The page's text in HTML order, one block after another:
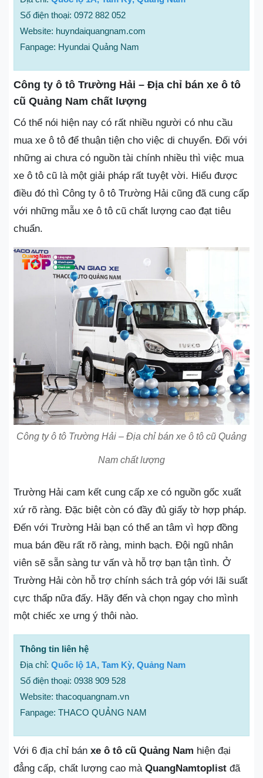
Số điện thoại: 0972 882 052
Website: huyndaiquangnam.com
Fanpage: Hyundai Quảng Nam
Công ty ô tô Trường Hải – Địa chỉ bán xe ô tô
cũ Quảng Nam chất lượng
Có thể nói hiện nay có rất nhiều người có nhu cầu
mua xe ô tô để thuận tiện cho việc di chuyển. Đối với
những ai chưa có nguồn tài chính nhiều thì việc mua
xe ô tô cũ là một giải pháp rất tuyệt vời. Hiểu được
điều đó thì Công ty ô tô Trường Hải cũng đã cung cấp
với những mẫu xe ô tô cũ chất lượng cao đạt tiêu
chuẩn.
Công ty ô tô Trường Hải – Địa chỉ bán xe ô tô cũ Quảng
Nam chất lượng
Trường Hải cam kết cung cấp xe có nguồn gốc xuất
xứ rõ ràng. Đặc biệt còn có đầy đủ giấy tờ hợp pháp.
Đến với Trường Hải bạn có thể an tâm vì hợp đồng
mua bán đều rất rõ ràng, minh bạch. Đội ngũ nhân
viên sẽ sẵn sàng tư vấn và hỗ trợ bạn tận tình. Ở
Trường Hải còn hỗ trợ chính sách trả góp với lãi suất
cực thấp nữa đấy. Hãy đến và chọn ngay cho mình
một chiếc xe ưng ý thôi nào.
Thông tin liên hệ
Địa chỉ: Quốc lộ 1A, Tam Kỳ, Quảng Nam
Số điện thoại: 0938 909 528
Website: thacoquangnam.vn
Fanpage: THACO QUẢNG NAM
Với 6 địa chỉ bán xe ô tô cũ Quảng Nam hiện đại
đẳng cấp, chất lượng cao mà QuangNamtoplist đã